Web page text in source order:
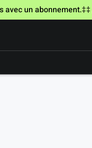
avec un abonnement.‡‡